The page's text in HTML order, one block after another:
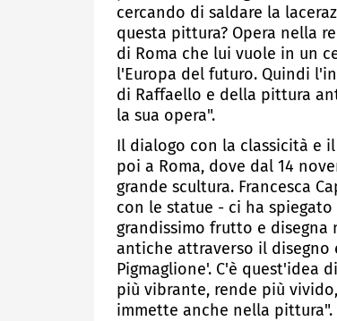
cercando di saldare la
questa pittura? Opera nella
di Roma che lui vuole in un
l'Europa del futuro. Quindi
di Raffaello e della pittura
la sua opera".
Il dialogo con la classicità e
poi a Roma, dove dal 14
grande scultura. Francesca
con le statue - ci ha
grandissimo frutto e
antiche attraverso il disegno
Pigmaglione'. C'è quest'idea
più vibrante, rende più
immette anche nella pittura".